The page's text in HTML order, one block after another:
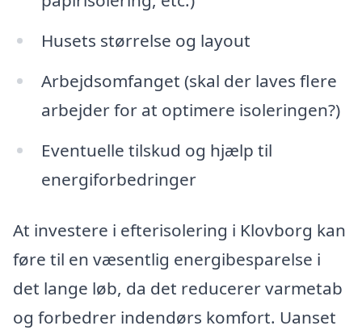
Husets størrelse og layout
Arbejdsomfanget (skal der laves flere
arbejder for at optimere isoleringen?)
Eventuelle tilskud og hjælp til
energiforbedringer
At investere i efterisolering i Klovborg kan
føre til en væsentlig energibesparelse i
det lange løb, da det reducerer varmetab
og forbedrer indendørs komfort. Uanset